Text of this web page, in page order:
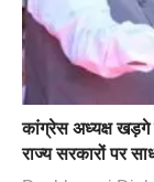
कांग्रेस अध्यक्ष खड़गे
राज्य सरकारों पर